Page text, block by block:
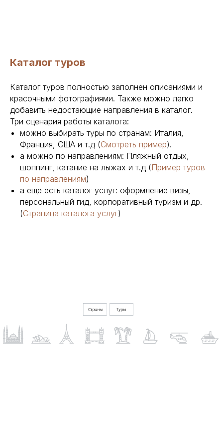
Каталог туров
Каталог туров полностью заполнен описаниями и
красочными фотографиями. Также можно легко
добавить недостающие направления в каталог.
Три сценария работы каталога:
можно выбирать туры по странам: Италия,
Франция, США и т.д (Смотреть пример).
а можно по направлениям: Пляжный отдых,
шоппинг, катание на лыжах и т.д (Пример туров
по направлениям)
а еще есть каталог услуг: оформление визы,
персональный гид, корпоративный туризм и др.
(Страница каталога услуг)